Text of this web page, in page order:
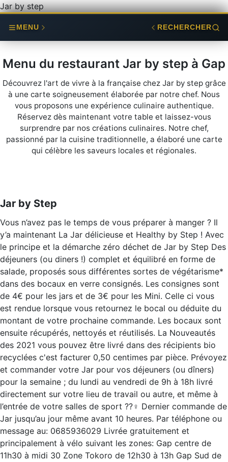
Jar by step
MENU RECHERCHER
Menu du restaurant Jar by step à Gap
Découvrez l'art de vivre à la française chez Jar by step grâce
à une carte soigneusement élaborée par notre chef. Nous
vous proposons une expérience culinaire authentique.
Réservez dès maintenant votre table et laissez-vous
surprendre par nos créations culinaires. Notre chef,
passionné par la cuisine traditionnelle, a élaboré une carte
qui célèbre les saveurs locales et régionales.
Jar by Step
Vous n’avez pas le temps de vous préparer à manger ? Il
y’a maintenant La Jar délicieuse et Healthy by Step ! Avec
le principe et la démarche zéro déchet de Jar by Step Des
déjeuners (ou diners !) complet et équilibré en forme de
salade, proposés sous différentes sortes de végétarisme*
dans des bocaux en verre consignés. Les consignes sont
de 4€ pour les jars et de 3€ pour les Mini. Celle ci vous
est rendue lorsque vous retournez le bocal ou déduite du
montant de votre prochaine commande. Les bocaux sont
ensuite récupérés, nettoyés et réutilisés. La Nouveautés
des 2021 vous pouvez être livré dans des récipients bio
recyclées c'est facturer 0,50 centimes par pièce. Prévoyez
et commander votre Jar pour vos déjeuners (ou dîners)
pour la semaine ; du lundi au vendredi de 9h à 18h livré
directement sur votre lieu de travail ou autre, et même à
l’entrée de votre salles de sport ??‍♀️ Dernier commande de
Jar jusqu’au jour même avant 10 heures. Par téléphone ou
message au: 0685936029 Livrée gratuitement et
principalement à vélo suivant les zones: Gap centre de
11h30 à midi 30 Zone Tokoro de 12h30 à 13h Gap Sud de